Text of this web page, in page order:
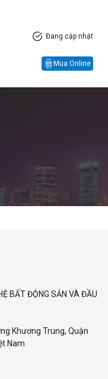
Đang cập nhật
Mua Online
BẤT ĐỘNG SẢN VÀ ĐẦU
Khương Trung, Quận
Nam